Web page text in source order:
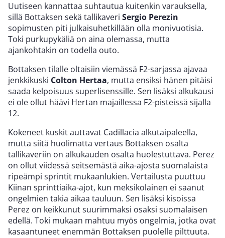
Uutiseen kannattaa suhtautua kuitenkin varauksella,
sillä Bottaksen sekä tallikaveri Sergio Perezin
sopimusten piti julkaisuhetkillään olla monivuotisia.
Toki purkupykäliä on aina olemassa, mutta
ajankohtakin on todella outo.
Bottaksen tilalle oltaisiin viemässä F2-sarjassa ajavaa
jenkkikuski Colton Hertaa, mutta ensiksi hänen pitäisi
saada kelpoisuus superlisenssille. Sen lisäksi alkukausi
ei ole ollut häävi Hertan majaillessa F2-pisteissä sijalla
12.
Kokeneet kuskit auttavat Cadillacia alkutaipaleella,
mutta siitä huolimatta vertaus Bottaksen osalta
tallikaveriin on alkukauden osalta huolestuttava. Perez
on ollut viidessä seitsemästä aika-ajosta suomalaista
ripeämpi sprintit mukaanlukien. Vertailusta puuttuu
Kiinan sprinttiaika-ajot, kun meksikolainen ei saanut
ongelmien takia aikaa tauluun. Sen lisäksi kisoissa
Perez on keikkunut suurimmaksi osaksi suomalaisen
edellä. Toki mukaan mahtuu myös ongelmia, jotka ovat
kasaantuneet enemmän Bottaksen puolelle pilttuuta.